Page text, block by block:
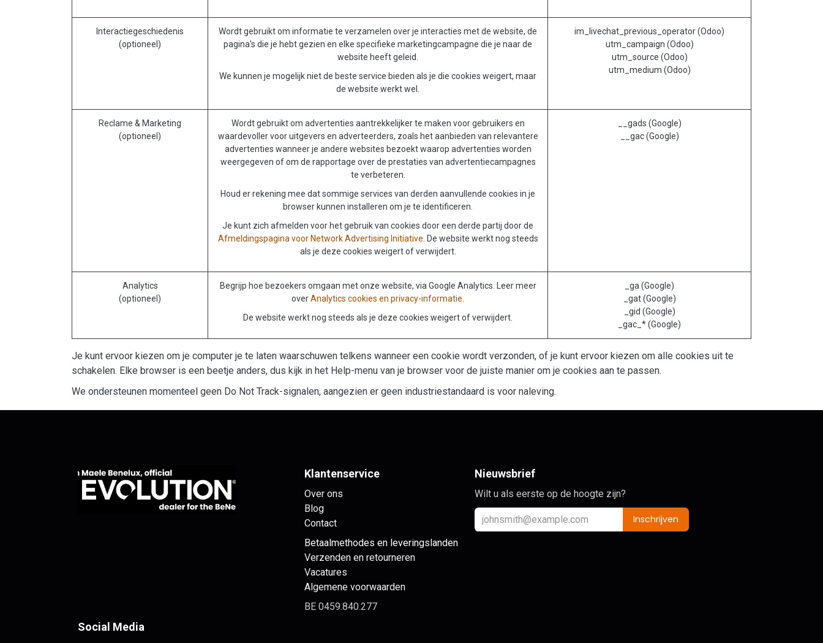
Interactiegeschiedenis
(optioneel)
Wordt gebruikt om informatie te verzamelen over je interacties met de website, de
pagina's die je hebt gezien en elke specifieke marketingcampagne die je naar de
website heeft geleid.
We kunnen je mogelijk niet de beste service bieden als je die cookies weigert, maar
de website werkt wel.
im_livechat_previous_operator (Odoo)
utm_campaign (Odoo)
utm_source (Odoo)
utm_medium (Odoo)
Reclame & Marketing
(optioneel)
Wordt gebruikt om advertenties aantrekkelijker te maken voor gebruikers en
waardevoller voor uitgevers en adverteerders, zoals het aanbieden van relevantere
advertenties wanneer je andere websites bezoekt waarop advertenties worden
weergegeven of om de rapportage over de prestaties van advertentiecampagnes
te verbeteren.
Houd er rekening mee dat sommige services van derden aanvullende cookies in je
browser kunnen installeren om je te identificeren.
Je kunt zich afmelden voor het gebruik van cookies door een derde partij door de
Afmeldingspagina voor Network Advertising Initiative . De website werkt nog steeds
als je deze cookies weigert of verwijdert.
__gads (Google)
__gac (Google)
Analytics
(optioneel)
Begrijp hoe bezoekers omgaan met onze website, via Google Analytics. Leer meer
overAnalytics cookies en privacy-informatie.
De website werkt nog steeds als je deze cookies weigert of verwijdert.
_ga (Google)
_gat (Google)
_gid (Google)
_gac_* (Google)
Je kunt ervoor kiezen om je computer je te laten waarschuwen telkens wanneer een cookie wordt verzonden, of je kunt ervoor kiezen om alle cookies uit te
schakelen. Elke browser is een beetje anders, dus kijk in het Help-menu van je browser voor de juiste manier om je cookies aan te passen.
We ondersteunen momenteel geen Do Not Track-signalen, aangezien er geen industriestandaard is voor naleving.
Nieuwsbrief
Wilt u als eerste op de hoogte zijn?
Inschrijven
Social Media
Klantenservice
Over ons
Blog
Contact
Betaalmethodes en leveringslanden
Verzenden en retourneren
Vacatures
Algemene voorwaarden
BE 0459.840.277